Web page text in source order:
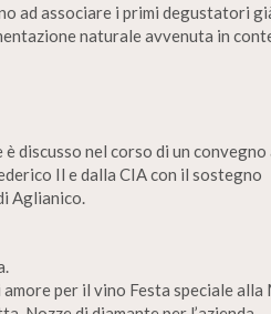
ad associare i primi degustatori
naturale avvenuta in
discusso nel corso di un convegno
Il e dalla CIA con il sostegno
Aglianico.
per il vino Festa speciale